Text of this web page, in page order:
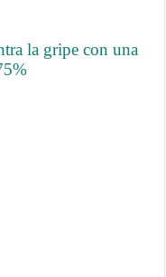
la gripe con una